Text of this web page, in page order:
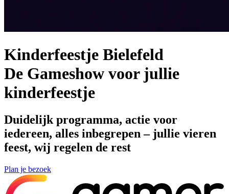
Kinderfeestje Bielefeld
De Gameshow voor jullie
kinderfeestje
Duidelijk programma, actie voor
iedereen, alles inbegrepen – jullie vieren
feest, wij regelen de rest
Plan je bezoek